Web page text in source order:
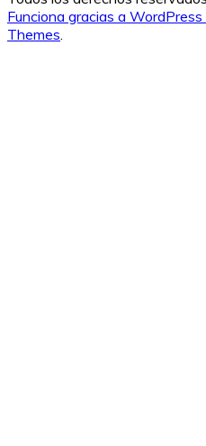
Funciona gracias a WordPress
Themes.